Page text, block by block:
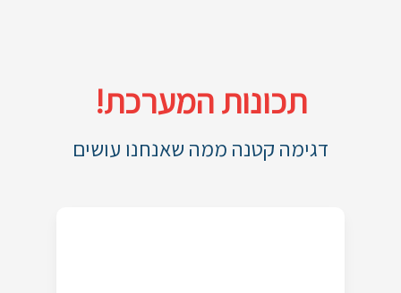
תכונות המערכת!
דגימה קטנה ממה שאנחנו עושים